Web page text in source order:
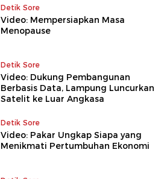
Detik Sore
Video: Mempersiapkan Masa
Menopause
Detik Sore
Video: Dukung Pembangunan
Berbasis Data, Lampung Luncurkan
Satelit ke Luar Angkasa
Detik Sore
Video: Pakar Ungkap Siapa yang
Menikmati Pertumbuhan Ekonomi